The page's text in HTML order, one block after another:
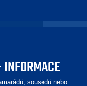
sousedů nebo